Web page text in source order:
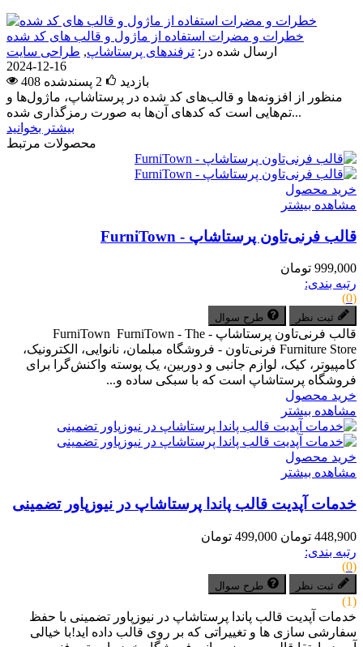
خطرات و مضرات استفاده از ماژول و قالب های کد شده
ارسال شده در: ترفندهای پرستاشاپ, طراحی سایت
2024-12-16
408 بازدید
2 پسندشده
منظور از افزونه‌ها و قالب‌های کد شده در پرستاشاپ، ماژول‌ها و
تم‌هایی است که کدهای آن‌ها به صورت رمزگذاری شده...
بیشتر بخوانید
محصولات مرتبط
خرید محصول
مشاهده بیشتر
قالب فرنی‌تاون پرستاشاپ - FurniTown
999,000 تومان
رتبه بندی:
(0)
ثبت نظر طرح سوال
قالب فرنی‌تاون پرستاشاپ - FurniTown FurniTown - The
Furniture Store فرنی‌تاون - فروشگاه مبلمان، نانوایی، الکترونیک،
کامپیوتر، کیک، لوازم جانبی و دوربین، یک پوسته واکنش‌گرا برای
فروشگاه پرستاشاپ است که با سبکی ساده و...
خرید محصول
مشاهده بیشتر
خرید محصول
مشاهده بیشتر
خدمات آپدیت قالب پاندا پرستاشاپ در نیوزپاور تضمینی
448,900 تومان
499,000 تومان
رتبه بندی:
(0)
ثبت نظر طرح سوال
(1)
خدمات آپدیت قالب پاندا پرستاشاپ در نیوزپاور تضمینی با حفظ
سفارشی سازی ها و تغییراتی که بر روی قالب داده اید!با خیالی